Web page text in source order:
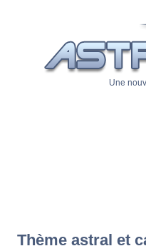
Une
Thème astral et